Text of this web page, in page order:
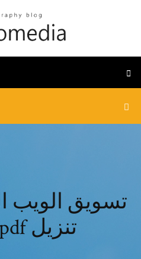
تسويق الويب
للدمى pdf تنزيل